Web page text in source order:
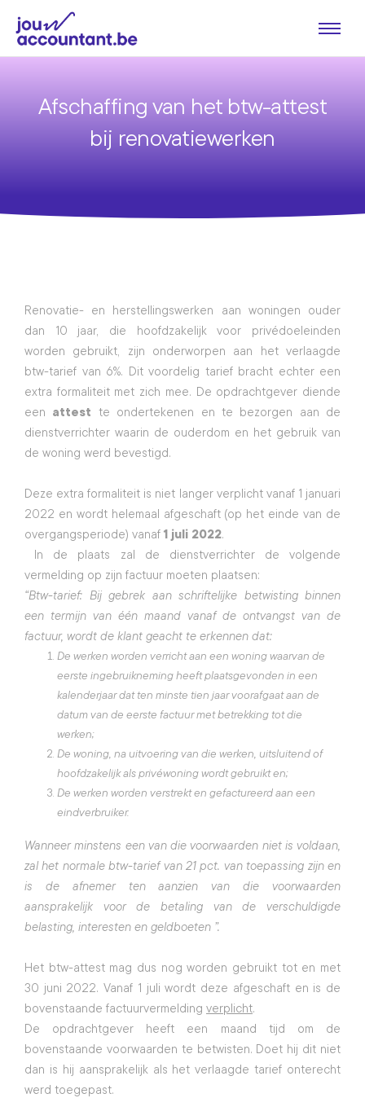
Afschaffing van het btw-attest
bij renovatiewerken
Renovatie- en herstellingswerken aan woningen ouder
dan 10 jaar, die hoofdzakelijk voor privédoeleinden
worden gebruikt, zijn onderworpen aan het verlaagde
btw-tarief van 6%. Dit voordelig tarief bracht echter een
extra formaliteit met zich mee. De opdrachtgever diende
een attest te ondertekenen en te bezorgen aan de
dienstverrichter waarin de ouderdom en het gebruik van
de woning werd bevestigd.
Deze extra formaliteit is niet langer verplicht vanaf 1 januari
2022 en wordt helemaal afgeschaft (op het einde van de
overgangsperiode) vanaf 1 juli 2022.
vermelding op zijn factuur moeten plaatsen:
“Btw-tarief: Bij gebrek aan schriftelijke betwisting binnen
een termijn van één maand vanaf de ontvangst van de
factuur, wordt de klant geacht te erkennen dat:
De werken worden verricht aan een woning waarvan de
eerste ingebruikneming heeft plaatsgevonden in een
kalenderjaar dat ten minste tien jaar voorafgaat aan de
datum van de eerste factuur met betrekking tot die
werken;
De woning, na uitvoering van die werken, uitsluitend of
hoofdzakelijk als privéwoning wordt gebruikt en;
De werken worden verstrekt en gefactureerd aan een
eindverbruiker.
Wanneer minstens een van die voorwaarden niet is voldaan,
zal het normale btw-tarief van 21 pct. van toepassing zijn en
is de afnemer ten aanzien van die voorwaarden
aansprakelijk voor de betaling van de verschuldigde
belasting, interesten en geldboeten ”.
Het btw-attest mag dus nog worden gebruikt tot en met
30 juni 2022. Vanaf 1 juli wordt deze afgeschaft en is de
bovenstaande factuurvermelding verplicht.
De opdrachtgever heeft een maand tijd om de
bovenstaande voorwaarden te betwisten. Doet hij dit niet
dan is hij aansprakelijk als het verlaagde tarief onterecht
werd toegepast.